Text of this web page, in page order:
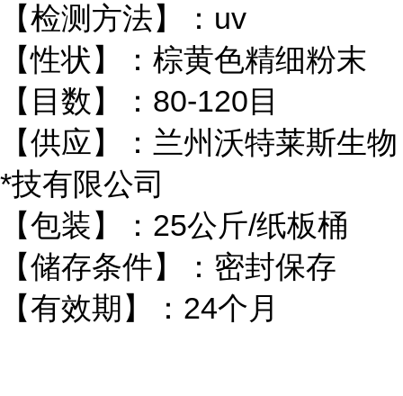
【检测方法】：uv
【性状】：棕黄色精细粉末
【目数】：80-120目
【供应】：兰州沃特莱斯生物
*技有限公司
【包装】：25公斤/纸板桶
【储存条件】：密封保存
【有效期】：24个月